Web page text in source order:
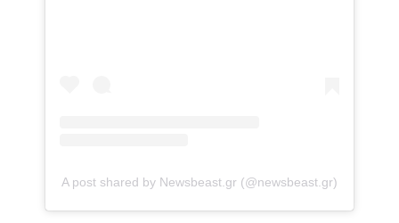
A post shared by Newsbeast.gr (@newsbeast.gr)